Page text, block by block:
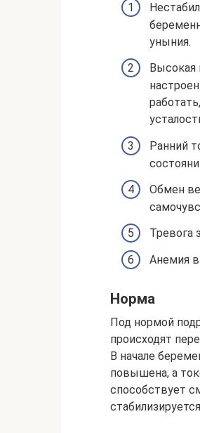
уныния.
Высокая
Ранний
Обмен
Тревога
Анемия
Норма
Под нормой
происходят
В начале
повышена, а
способствует